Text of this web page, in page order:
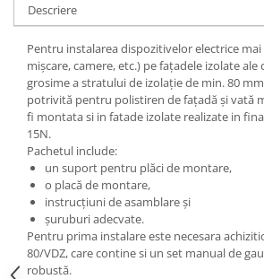
Descriere
Pentru instalarea dispozitivelor electrice
mișcare, camere, etc.) pe fațadele izolate ale
grosime a stratului de izolație de min. 80
potrivită pentru polistiren de fațadă și vată
fi montata si in fatade izolate realizate in
15N.
Pachetul include:
un suport pentru plăci de montare,
o placă de montare,
instrucțiuni de asamblare și
șuruburi adecvate.
Pentru prima instalare este necesara
80/VDZ, care contine si un set manual de
robustă.